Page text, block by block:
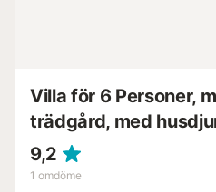
Villa för 6 Personer,
trädgård, med
9,2
1 omdöme